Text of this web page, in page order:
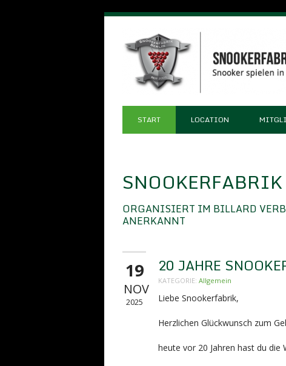
START LOCATION
ORGANISIERT IM BILLARD
ANERKANNT
19
NOV
2025
20 JAHRE
KATEGORIE: Allgemein
Liebe Snookerfabrik,
Herzlichen Glückwunsch zum
heute vor 20 Jahren hast du die